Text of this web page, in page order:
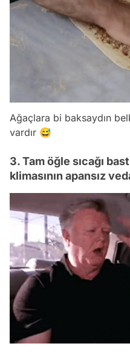
Ağaçlara bi baksaydın
vardır 😅
3. Tam öğle sıcağı
klimasının apansız